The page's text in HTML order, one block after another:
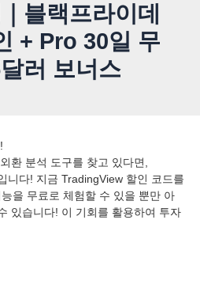
블랙프라이데
+ Pro 30일 무
러 보너스
환 분석 도구를 찾고 있다면,
니다! 지금 TradingView 할인 코드를
을 무료로 체험할 수 있을 뿐만 아
있습니다! 이 기회를 활용하여 투자